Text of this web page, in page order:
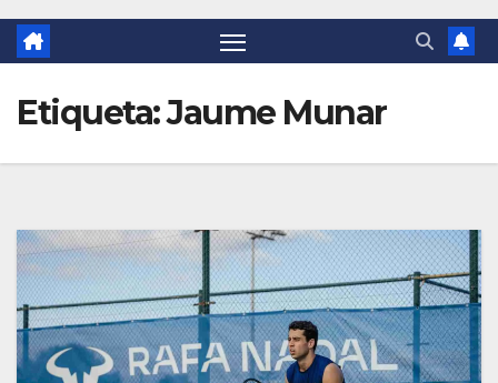
Etiqueta:Jaume Munar